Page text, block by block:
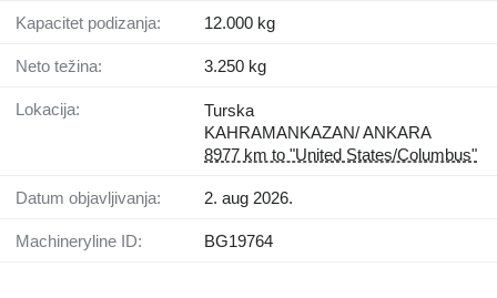
Kapacitet podizanja: 12.000 kg
Neto težina: 3.250 kg
Lokacija:
Turska
KAHRAMANKAZAN/ ANKARA
8977 km to "United States/Columbus"
Datum objavljivanja: 2. aug 2026.
Machineryline ID: BG19764